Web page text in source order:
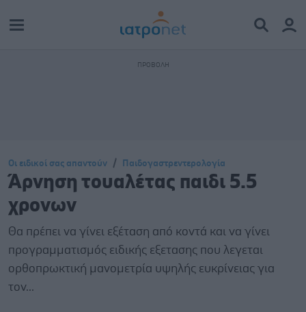
Οι ειδικοί σας απαντούν Παιδογαστρεντερολογία
Άρνηση τουαλέτας παιδι 5.5
χρονων
Θα πρέπει να γίνει εξέταση από κοντά και να γίνει
προγραμματισμός ειδικής εξετασης που λεγεται
ορθοπρωκτική μανομετρία υψηλής ευκρίνειας για
τον...